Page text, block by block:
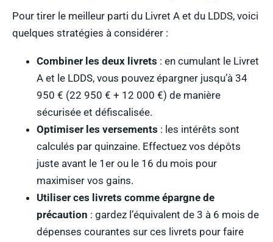
Pour tirer le meilleur parti du Livret A et du LDDS, voici
quelques stratégies à considérer :
Combiner les deux livrets : en cumulant le Livret
A et le LDDS, vous pouvez épargner jusqu’à 34
950 € (22 950 € + 12 000 €) de manière
sécurisée et défiscalisée.
Optimiser les versements : les intérêts sont
calculés par quinzaine. Effectuez vos dépôts
juste avant le 1er ou le 16 du mois pour
maximiser vos gains.
Utiliser ces livrets comme épargne de
précaution : gardez l’équivalent de 3 à 6 mois de
dépenses courantes sur ces livrets pour faire